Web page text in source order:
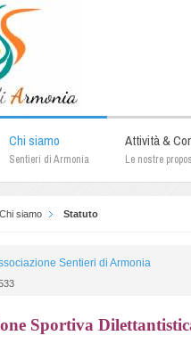
Chi siamo
Sentieri di Armonia
Attività &
Le nostre
Chi siamo Statuto
Sentieri di Armonia
Sportiva